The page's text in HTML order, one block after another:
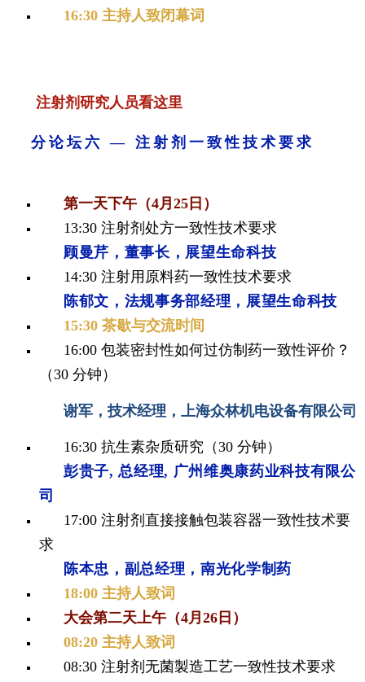
16:30 主持人致闭幕词
注射剂研究人员看这里
分论坛六 — 注射剂一致性技术要求
第一天下午（4月25日）
13:30 注射剂处方一致性技术要求
顾曼芹，董事长，展望生命科技
14:30 注射用原料药一致性技术要求
陈郁文，法规事务部经理，展望生命科技
15:30 茶歇与交流时间
16:00 包装密封性如何过仿制药一致性评价？
（30 分钟）
谢军，技术经理，上海众林机电设备有限公司
16:30 抗生素杂质研究（30 分钟）
彭贵子, 总经理, 广州维奥康药业科技有限公
司
17:00 注射剂直接接触包装容器一致性技术要
求
陈本忠，副总经理，南光化学制药
18:00 主持人致词
大会第二天上午（4月26日）
08:20 主持人致词
08:30 注射剂无菌製造工艺一致性技术要求